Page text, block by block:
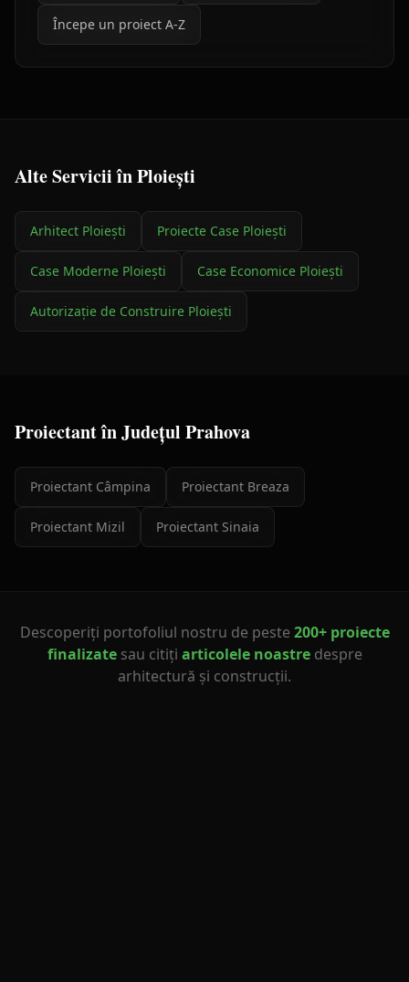
Începe un proiect A-Z
Alte Servicii înPloiești
Arhitect Ploiești Proiecte Case Ploiești
Case Moderne Ploiești Case Economice Ploiești
Autorizație de Construire Ploiești
Proiectantîn Județul Prahova
Proiectant Câmpina Proiectant Breaza
Proiectant Mizil Proiectant Sinaia
Descoperiți portofoliul nostru de peste 200+ proiecte
finalizate sau citiți articolele noastre despre
arhitectură și construcții.